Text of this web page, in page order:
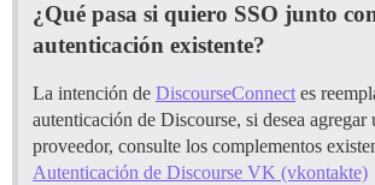
¿Qué pasa si quiero SSO junto
autenticación existente?
La intención de DiscourseConnectes
autenticación de Discourse, si desea agregar
proveedor, consulte los complementos
Autenticación de Discourse VK (vkontakte)